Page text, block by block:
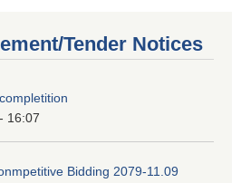
Tender Notices
16:07
Bidding 2079-11.09